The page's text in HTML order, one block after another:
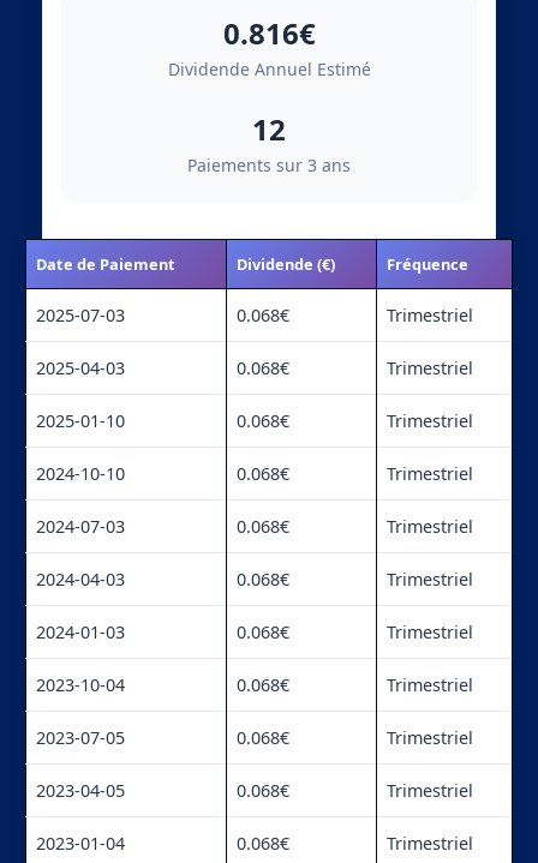
0.816€
Dividende Annuel Estimé
12
Paiements sur 3 ans
Date de Paiement Dividende (€) Fréquence
2025-07-03 0.068€ Trimestriel
2025-04-03 0.068€ Trimestriel
2025-01-10 0.068€ Trimestriel
2024-10-10 0.068€ Trimestriel
2024-07-03 0.068€ Trimestriel
2024-04-03 0.068€ Trimestriel
2024-01-03 0.068€ Trimestriel
2023-10-04 0.068€ Trimestriel
2023-07-05 0.068€ Trimestriel
2023-04-05 0.068€ Trimestriel
2023-01-04 0.068€ Trimestriel